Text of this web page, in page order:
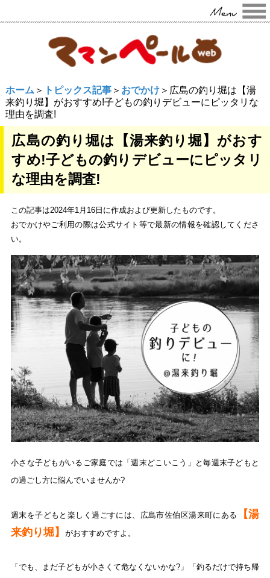
ホーム ＞ トピックス記事＞ おでかけ＞広島の釣り堀は【湯
来釣り堀】がおすすめ!子どもの釣りデビューにピッタリな
理由を調査!
広島の釣り堀は【湯来釣り堀】がおす
すめ!子どもの釣りデビューにピッタリ
な理由を調査!
この記事は2024年1月16日に作成および更新したものです。
おでかけやご利用の際は公式サイト等で最新の情報を確認してくださ
い。
小さな子どもがいるご家庭では「週末どこいこう」と毎週末子どもと
の過ごし方に悩んでいませんか?
週末を子どもと楽しく過ごすには、広島市佐伯区湯来町にある
【湯
来釣り堀】
がおすすめですよ。
「でも、まだ子どもが小さくて危なくないかな?」「釣るだけで持ち帰